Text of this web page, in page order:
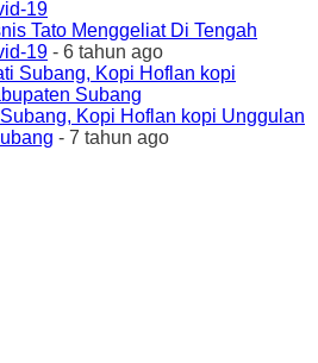
Tato Menggeliat Di Tengah
19 - 6 tahun ago
Kopi Hoflan kopi Unggulan
- 7 tahun ago